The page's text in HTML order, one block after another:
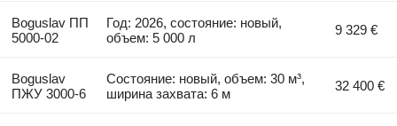
Boguslav ПП
5000-02
Год: 2026, состояние: новый,
объем: 5 000 л
9 329 €
Boguslav
ПЖУ 3000-6
Состояние: новый, объем: 30 м³,
ширина захвата: 6 м
32 400 €